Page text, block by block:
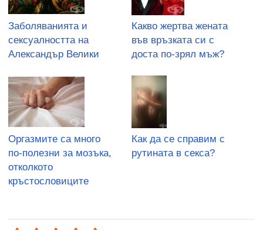
Заболяванията и
сексуалността на
Александър Велики
Какво жертва жената
във връзката си с
доста по-зрял мъж?
Оргазмите са много
по-полезни за мозъка,
отколкото
кръстословиците
Как да се справим с
рутината в секса?